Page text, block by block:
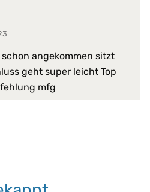
nur Niedrigtemperatur
3-Seiten-Reißverschluss
angekommen sitzt
geht super leicht Top
mfg